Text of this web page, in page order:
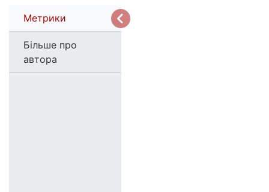
Метрики
Більше про
автора